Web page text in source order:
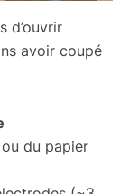
d’ouvrir
avoir coupé
du papier